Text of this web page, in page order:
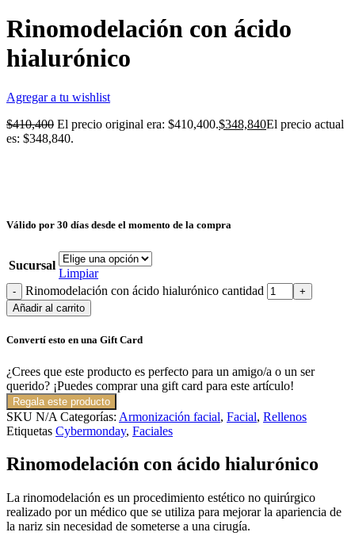
Rinomodelación con ácido
hialurónico
Agregar a tu wishlist
$410,400 El precio original era: $410,400.$348,840El precio actual
es: $348,840.
Válido por 30 días desde el momento de la compra
Sucursal
Limpiar
Rinomodelación con ácido hialurónico cantidad
Añadir al carrito
Convertí esto en una Gift Card
¿Crees que este producto es perfecto para un amigo/a o un ser
querido? ¡Puedes comprar una gift card para este artículo!
Regala este producto
SKU N/A Categorías: Armonización facial, Facial, Rellenos
Etiquetas Cybermonday, Faciales
Rinomodelación con ácido hialurónico
La rinomodelación es un procedimiento estético no quirúrgico
realizado por un médico que se utiliza para mejorar la apariencia de
la nariz sin necesidad de someterse a una cirugía.